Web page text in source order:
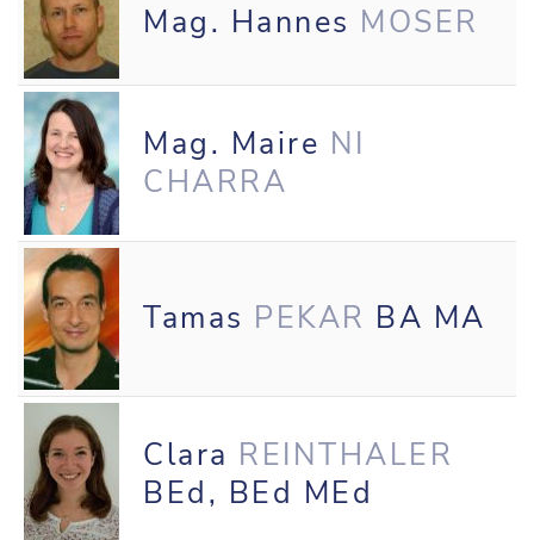
Mag. Hannes MOSER
Mag. Maire NI
CHARRA
Tamas PEKAR BA MA
Clara REINTHALER
BEd, BEd MEd